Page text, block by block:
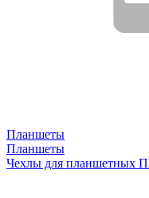
Планшеты
Планшеты
Чехлы для планшетных